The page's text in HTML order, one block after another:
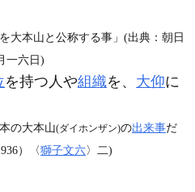
大本山と公称する事」(出典：朝日
一六日)
を持つ人や組織を、 大仰に
の大本山(ダイホンザン)の出来事だ
）〈獅子文六〉二)